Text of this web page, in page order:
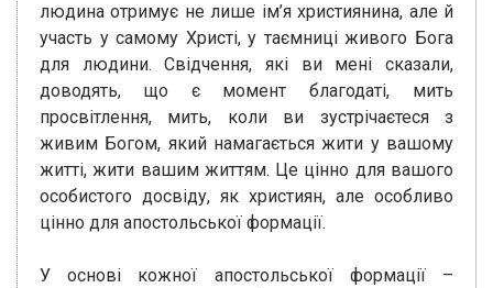
людина отримує не лише ім’я християнина, але й
участь у самому Христі, у таємниці живого Бога
для людини. Свідчення, які ви мені сказали,
доводять, що є момент благодаті, мить
просвітлення, мить, коли ви зустрічаєтеся з
живим Богом, який намагається жити у вашому
житті, жити вашим життям. Це цінно для вашого
особистого досвіду, як християн, але особливо
цінно для апостольської формації.
У основі кожної апостольської формації –